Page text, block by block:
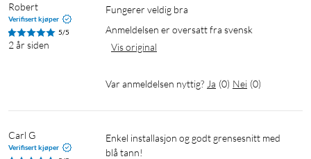
Robert
Verifisert kjøper
5/5
2 år siden
Fungerer veldig bra
Anmeldelsen er oversatt fra svensk
Vis original
Var anmeldelsen nyttig? Ja (0) Nei (0)
Carl G
Verifisert kjøper
Enkel installasjon og godt grensesnitt med
blå tann!